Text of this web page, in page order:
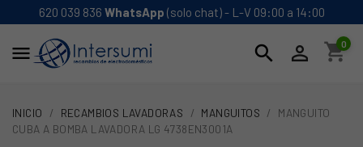
620 039 836 WhatsApp (solo chat) - L-V 09:00 a 14:00
 search  shopping_cart
0
INICIO RECAMBIOS LAVADORAS MANGUITOS
MANGUITO
CUBA A BOMBA LAVADORA LG 4738EN3001A